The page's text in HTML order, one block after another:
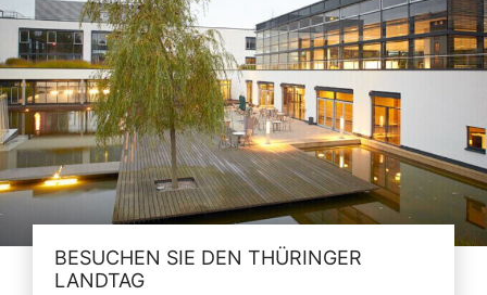
BESUCHEN SIE DEN THÜRINGER
LANDTAG